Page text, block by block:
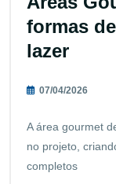
formas
lazer
07/04/2026
A área gourmet
no projeto,
completos